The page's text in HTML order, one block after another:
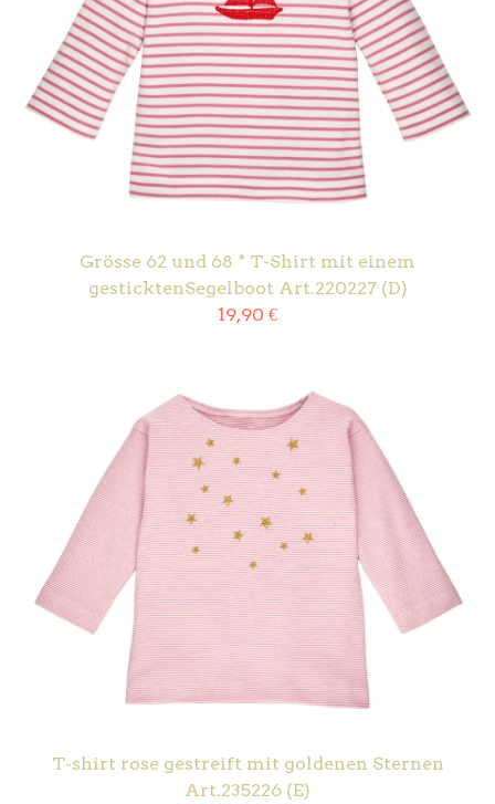
Grösse 62 und 68 * T-Shirt mit einem
gesticktenSegelboot Art.220227 (D)
19,90 €
T-shirt rose gestreift mit goldenen Sternen
Art.235226 (E)